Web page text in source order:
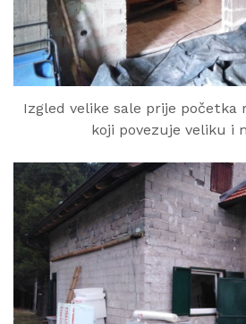
Izgled velike sale prije početka
koji povezuje veliku i